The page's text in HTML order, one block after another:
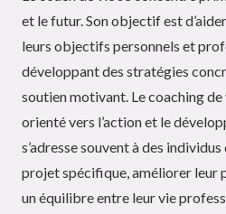
et le futur. Son objectif est
leurs objectifs personnels et
développant des stratégies
soutien motivant. Le coaching
orienté vers l’action et le
s’adresse souvent à des
projet spécifique, améliorer leur
un équilibre entre leur vie